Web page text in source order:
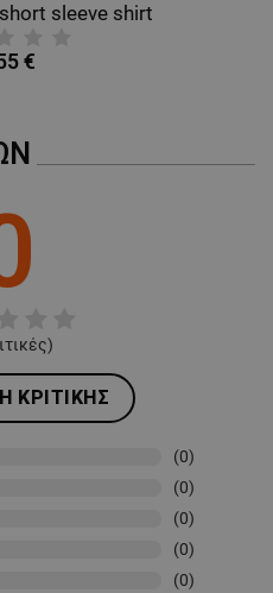
sleeve shirt
€
ΚΡΙΤΙΚΉΣ
(0)
(0)
(0)
(0)
(0)